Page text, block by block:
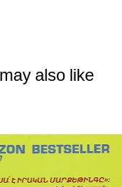
also like